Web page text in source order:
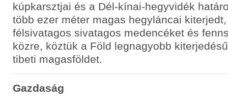
kúpkarsztjai és a Dél-kínai-hegyvidék
több ezer méter magas hegyláncai
félsivatagos sivatagos medencéket és
közre, köztük a Föld legnagyobb
tibeti magasföldet.
Gazdaság